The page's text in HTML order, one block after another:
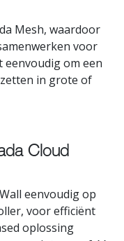
Mesh, waardoor
voor
om een
in grote of
Cloud
eenvoudig op
voor efficiënt
oplossing